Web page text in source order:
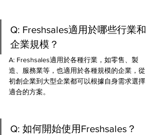
Q: Freshsales適用於哪些行業和
企業規模？
A: Freshsales適用於各種行業，如零售、製
造、服務業等，也適用於各種規模的企業，從
初創企業到大型企業都可以根據自身需求選擇
適合的方案。
Q: 如何開始使用Freshsales？